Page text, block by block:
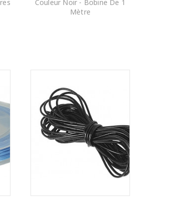
Couleur Noir - Bobine De 1
Mètre